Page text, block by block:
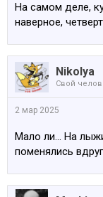
На самом деле,
наверное,
Nikolya
Свой
2 мар 2025
Мало ли... На
поменялись вдруг